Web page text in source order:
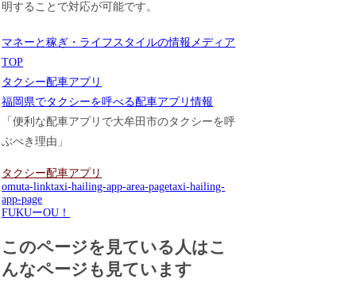
明することで対応が可能です。
マネーと稼ぎ・ライフスタイルの情報メディア
TOP
タクシー配車アプリ
福岡県でタクシーを呼べる配車アプリ情報
「便利な配車アプリで大牟田市のタクシーを呼
ぶべき理由」
タクシー配車アプリ
omuta-linktaxi-hailing-app-area-pagetaxi-hailing-
app-page
FUKUーOU！
このページを見ている人はこ
んなページも見ています